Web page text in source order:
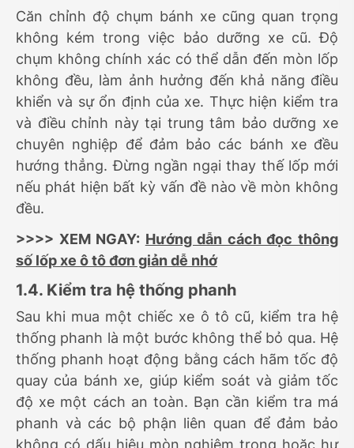
Căn chỉnh độ chụm bánh xe cũng quan trọng
không kém trong việc bảo dưỡng xe cũ. Độ
chụm không chính xác có thể dẫn đến mòn lốp
không đều, làm ảnh hưởng đến khả năng điều
khiển và sự ổn định của xe. Thực hiện kiểm tra
và điều chỉnh này tại trung tâm bảo dưỡng xe
chuyên nghiệp để đảm bảo các bánh xe đều
hướng thẳng. Đừng ngần ngại thay thế lốp mới
nếu phát hiện bất kỳ vấn đề nào về mòn không
đều.
>>>> XEM NGAY: Hướng dẫn cách đọc thông
số lốp xe ô tô đơn giản dễ nhớ
1.4. Kiểm tra hệ thống phanh
Sau khi mua một chiếc xe ô tô cũ, kiểm tra hệ
thống phanh là một bước không thể bỏ qua. Hệ
thống phanh hoạt động bằng cách hãm tốc độ
quay của bánh xe, giúp kiểm soát và giảm tốc
độ xe một cách an toàn. Bạn cần kiểm tra má
phanh và các bộ phận liên quan để đảm bảo
không có dấu hiệu mòn nghiêm trọng hoặc hư